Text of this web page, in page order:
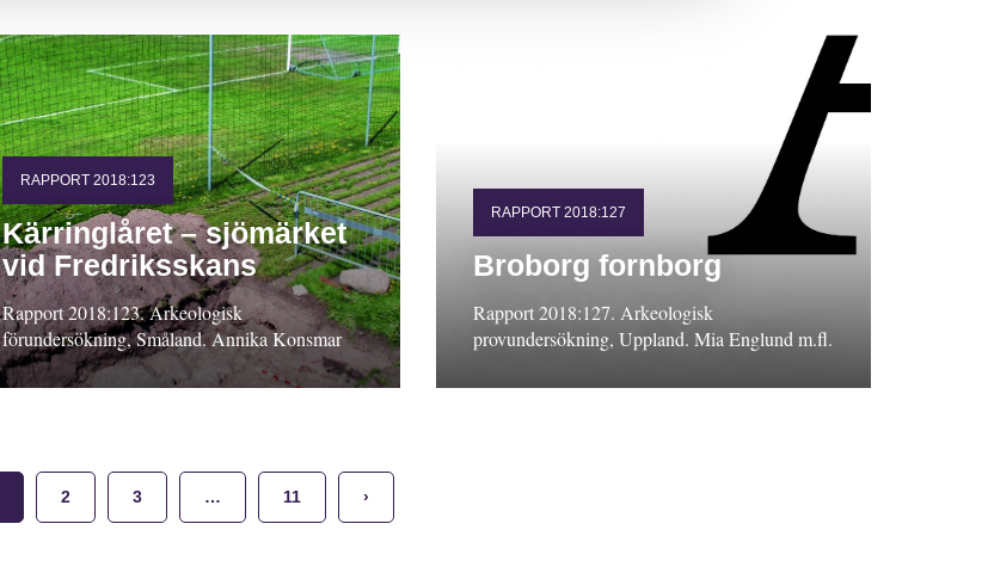
RAPPORT 2018:123
Kärringlåret – sjömärket
vid Fredriksskans
Rapport 2018:123. Arkeologisk
förundersökning, Småland. Annika Konsmar
RAPPORT 2018:127
Broborg fornborg
Rapport 2018:127. Arkeologisk
provundersökning, Uppland. Mia Englund m.fl.
2 3 … 11 ›